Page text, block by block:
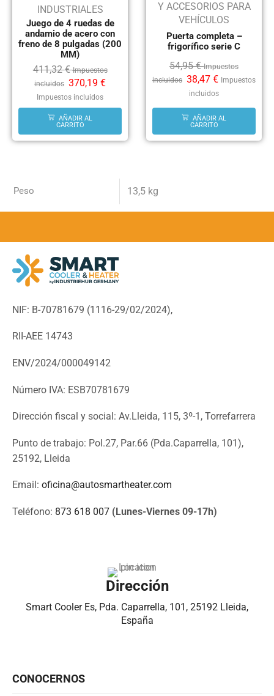
INDUSTRIALES
Juego de 4 ruedas de
andamio de acero con
freno de 8 pulgadas (200
MM)
411,32€ Impuestos
incluidos 370,19 €
Impuestos incluidos
AÑADIR AL
CARRITO
Y ACCESORIOS PARA
VEHÍCULOS
Puerta completa –
frigorífico serie C
54,95€ Impuestos
incluidos 38,47 € Impuestos
incluidos
AÑADIR AL
CARRITO
Peso 13,5 kg
NIF: B-70781679 (1116-29/02/2024),
RII-AEE 14743
ENV/2024/000049142
Número IVA: ESB70781679
Dirección fiscal y social: Av.Lleida, 115, 3º-1, Torrefarrera
Punto de trabajo: Pol.27, Par.66 (Pda.Caparrella, 101),
25192, Lleida
Email: oficina@autosmartheater.com
Teléfono: 873 618 007 (Lunes-Viernes 09-17h)
Dirección
Smart Cooler Es, Pda. Caparrella, 101, 25192 Lleida,
España
CONOCERNOS